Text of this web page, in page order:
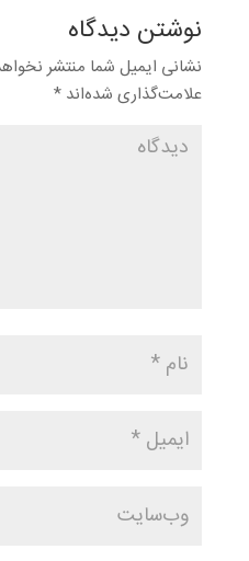
نوشتن دیدگاه
نشانی ایمیل شما منتشر
علامت‌گذاری شده‌اند *